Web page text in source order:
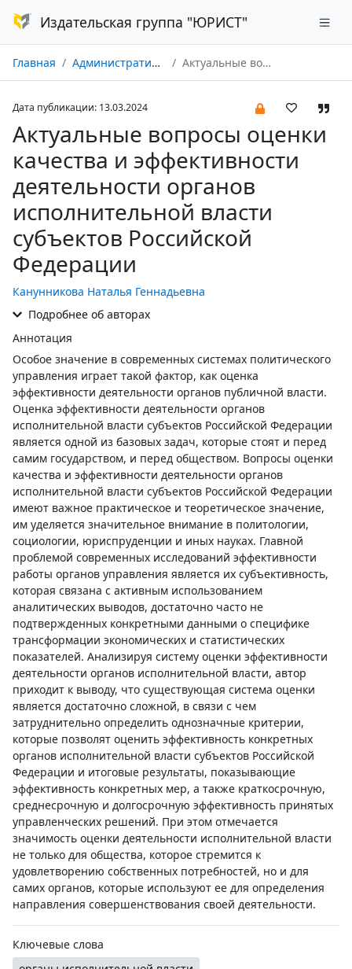
Издательская группа "ЮРИСТ"
Главная Административное право и процесс № 04/2024 Актуальные вопросы оценки качества и эффективности деятельности органов исполнительной власти субъектов Российской Федерации
Дата публикации: 13.03.2024
Актуальные вопросы оценки
качества и эффективности
деятельности органов
исполнительной власти
субъектов Российской
Федерации
Канунникова Наталья Геннадьевна
Подробнее об авторах
Аннотация
Особое значение в современных системах политического
управления играет такой фактор, как оценка
эффективности деятельности органов публичной власти.
Оценка эффективности деятельности органов
исполнительной власти субъектов Российской Федерации
является одной из базовых задач, которые стоят и перед
самим государством, и перед обществом. Вопросы оценки
качества и эффективности деятельности органов
исполнительной власти субъектов Российской Федерации
имеют важное практическое и теоретическое значение,
им уделяется значительное внимание в политологии,
социологии, юриспруденции и иных науках. Главной
проблемой современных исследований эффективности
работы органов управления является их субъективность,
которая связана с активным использованием
аналитических выводов, достаточно часто не
подтвержденных конкретными данными о специфике
трансформации экономических и статистических
показателей. Анализируя систему оценки эффективности
деятельности органов исполнительной власти, автор
приходит к выводу, что существующая система оценки
является достаточно сложной, в связи с чем
затруднительно определить однозначные критерии,
которые позволят оценить эффективность конкретных
органов исполнительной власти субъектов Российской
Федерации и итоговые результаты, показывающие
эффективность конкретных мер, а также краткосрочную,
среднесрочную и долгосрочную эффективность принятых
управленческих решений. При этом отмечается
значимость оценки деятельности исполнительной власти
не только для общества, которое стремится к
удовлетворению собственных потребностей, но и для
самих органов, которые используют ее для определения
направления совершенствования своей деятельности.
Ключевые слова